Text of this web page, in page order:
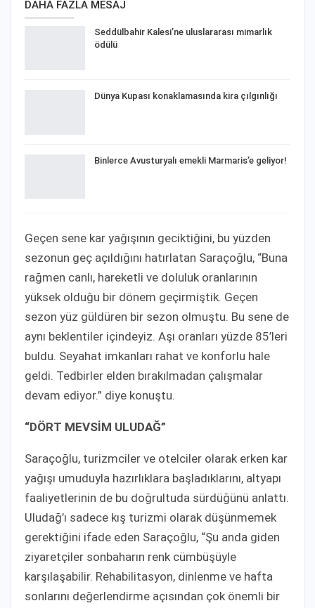
DAHA FAZLA MESAJ
Seddülbahir Kalesi’ne uluslararası mimarlık
ödülü
Dünya Kupası konaklamasında kira çılgınlığı
Binlerce Avusturyalı emekli Marmaris’e geliyor!
Geçen sene kar yağışının geciktiğini, bu yüzden
sezonun geç açıldığını hatırlatan Saraçoğlu, “Buna
rağmen canlı, hareketli ve doluluk oranlarının
yüksek olduğu bir dönem geçirmiştik. Geçen
sezon yüz güldüren bir sezon olmuştu. Bu sene de
aynı beklentiler içindeyiz. Aşı oranları yüzde 85’leri
buldu. Seyahat imkanları rahat ve konforlu hale
geldi. Tedbirler elden bırakılmadan çalışmalar
devam ediyor.” diye konuştu.
“DÖRT MEVSİM ULUDAĞ”
Saraçoğlu, turizmciler ve otelciler olarak erken kar
yağışı umuduyla hazırlıklara başladıklarını, altyapı
faaliyetlerinin de bu doğrultuda sürdüğünü anlattı.
Uludağ’ı sadece kış turizmi olarak düşünmemek
gerektiğini ifade eden Saraçoğlu, “Şu anda giden
ziyaretçiler sonbaharın renk cümbüşüyle
karşılaşabilir. Rehabilitasyon, dinlenme ve hafta
sonlarını değerlendirme açısından çok önemli bir